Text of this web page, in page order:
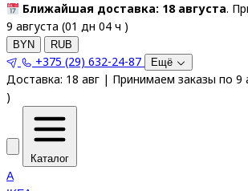
Ближайшая доставка: 18 августа.
9 августа (01 дн 04 ч )
BYN RUB
+375 (29) 632-24-87 Ещё
Доставка: 18 авг | Принимаем заказы по 9
)
Каталог
A